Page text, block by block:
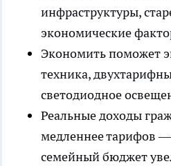
инфраструктуры,
экономические
Экономить поможет
техника,
светодиодное
Реальные доходы
медленнее тарифов —
семейный бюджет